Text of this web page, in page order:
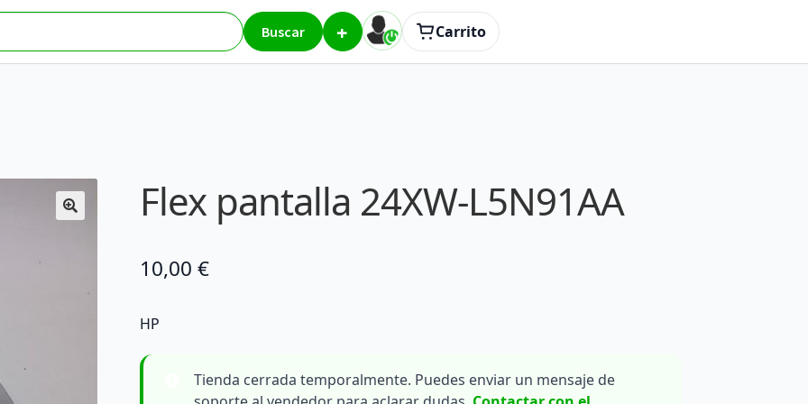
Buscar + Carrito
Flex pantalla 24XW-L5N91AA
10,00 €
HP
Tienda cerrada temporalmente. Puedes enviar un mensaje de